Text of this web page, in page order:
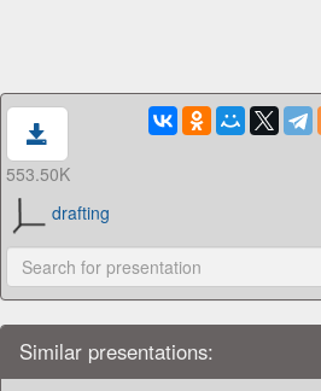
553.50K
drafting
Similar presentations: